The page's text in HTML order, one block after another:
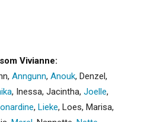
Vivianne:
, Anngunn, Anouk, Denzel,
, Inessa, Jacintha, Joelle,
, Lieke, Loes, Marisa,